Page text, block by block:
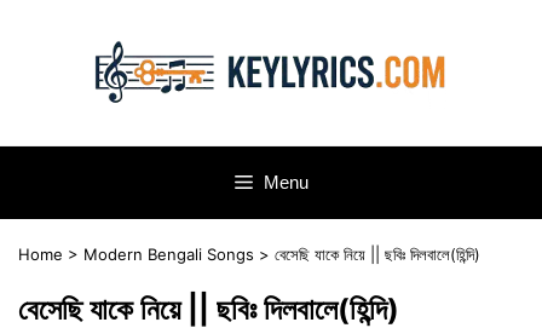
Menu
Home > Modern Bengali Songs > বেসেছি যাকে নিয়ে || ছবিঃ দিলবালে(হিন্দি)
বেসেছি যাকে নিয়ে || ছবিঃ দিলবালে(হিন্দি)